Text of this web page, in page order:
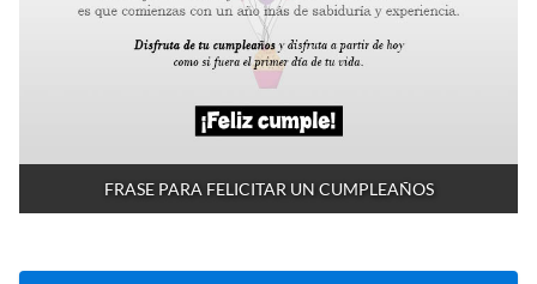
FRASE PARA FELICITAR UN CUMPLEAÑOS